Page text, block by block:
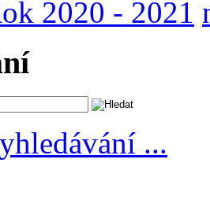
2020 - 2021
...